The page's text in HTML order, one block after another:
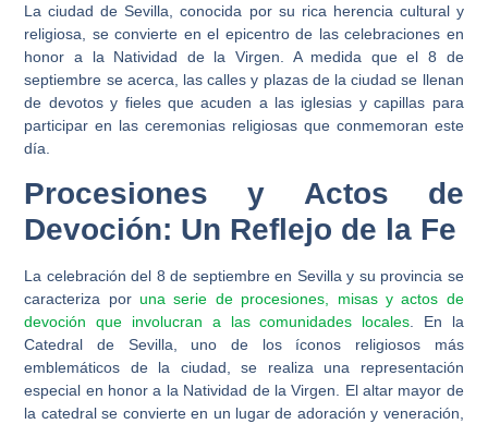
La ciudad de Sevilla, conocida por su rica herencia cultural y
religiosa, se convierte en el epicentro de las celebraciones en
honor a la Natividad de la Virgen. A medida que el 8 de
septiembre se acerca, las calles y plazas de la ciudad se llenan
de devotos y fieles que acuden a las iglesias y capillas para
participar en las ceremonias religiosas que conmemoran este
día.
Procesiones y Actos de
Devoción: Un Reflejo de la Fe
La celebración del 8 de septiembre en Sevilla y su provincia se
caracteriza poruna serie de procesiones, misas y actos de
devoción que involucran a las comunidades locales. En la
Catedral de Sevilla, uno de los íconos religiosos más
emblemáticos de la ciudad, se realiza una representación
especial en honor a la Natividad de la Virgen. El altar mayor de
la catedral se convierte en un lugar de adoración y veneración,